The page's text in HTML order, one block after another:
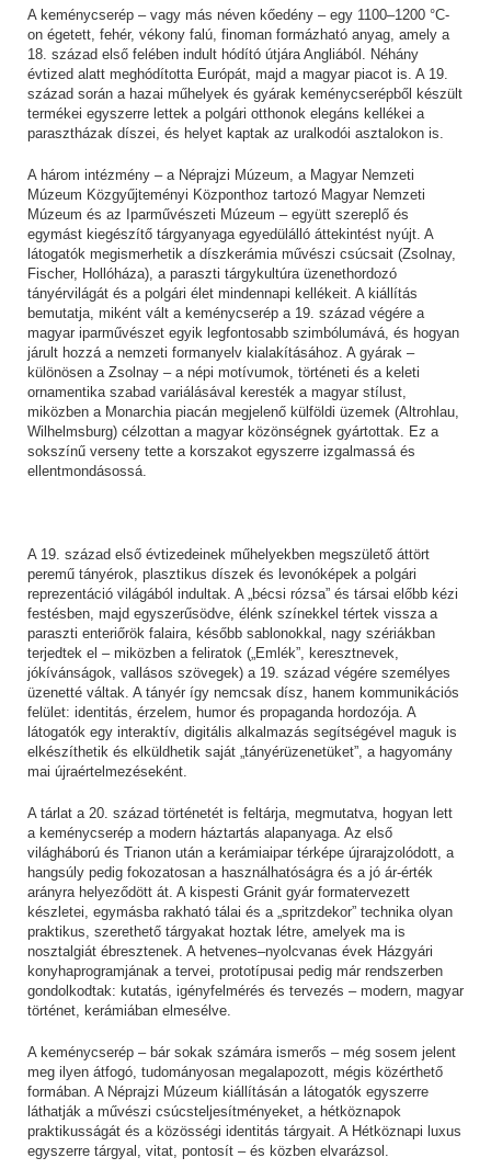
A keménycserép – vagy más néven kőedény – egy 1100–1200 °C-
on égetett, fehér, vékony falú, finoman formázható anyag, amely a
18. század első felében indult hódító útjára Angliából. Néhány
évtized alatt meghódította Európát, majd a magyar piacot is. A 19.
század során a hazai műhelyek és gyárak keménycserépből készült
termékei egyszerre lettek a polgári otthonok elegáns kellékei a
parasztházak díszei, és helyet kaptak az uralkodói asztalokon is.
A három intézmény – a Néprajzi Múzeum, a Magyar Nemzeti
Múzeum Közgyűjteményi Központhoz tartozó Magyar Nemzeti
Múzeum és az Iparművészeti Múzeum – együtt szereplő és
egymást kiegészítő tárgyanyaga egyedülálló áttekintést nyújt. A
látogatók megismerhetik a díszkerámia művészi csúcsait (Zsolnay,
Fischer, Hollóháza), a paraszti tárgykultúra üzenethordozó
tányérvilágát és a polgári élet mindennapi kellékeit. A kiállítás
bemutatja, miként vált a keménycserép a 19. század végére a
magyar iparművészet egyik legfontosabb szimbólumává, és hogyan
járult hozzá a nemzeti formanyelv kialakításához. A gyárak –
különösen a Zsolnay – a népi motívumok, történeti és a keleti
ornamentika szabad variálásával keresték a magyar stílust,
miközben a Monarchia piacán megjelenő külföldi üzemek (Altrohlau,
Wilhelmsburg) célzottan a magyar közönségnek gyártottak. Ez a
sokszínű verseny tette a korszakot egyszerre izgalmassá és
ellentmondásossá.
A 19. század első évtizedeinek műhelyekben megszülető áttört
peremű tányérok, plasztikus díszek és levonóképek a polgári
reprezentáció világából indultak. A „bécsi rózsa” és társai előbb kézi
festésben, majd egyszerűsödve, élénk színekkel tértek vissza a
paraszti enteriőrök falaira, később sablonokkal, nagy szériákban
terjedtek el – miközben a feliratok („Emlék”, keresztnevek,
jókívánságok, vallásos szövegek) a 19. század végére személyes
üzenetté váltak. A tányér így nemcsak dísz, hanem kommunikációs
felület: identitás, érzelem, humor és propaganda hordozója. A
látogatók egy interaktív, digitális alkalmazás segítségével maguk is
elkészíthetik és elküldhetik saját „tányérüzenetüket”, a hagyomány
mai újraértelmezéseként.
A tárlat a 20. század történetét is feltárja, megmutatva, hogyan lett
a keménycserép a modern háztartás alapanyaga. Az első
világháború és Trianon után a kerámiaipar térképe újrarajzolódott, a
hangsúly pedig fokozatosan a használhatóságra és a jó ár-érték
arányra helyeződött át. A kispesti Gránit gyár formatervezett
készletei, egymásba rakható tálai és a „spritzdekor” technika olyan
praktikus, szerethető tárgyakat hoztak létre, amelyek ma is
nosztalgiát ébresztenek. A hetvenes–nyolcvanas évek Házgyári
konyhaprogramjának a tervei, prototípusai pedig már rendszerben
gondolkodtak: kutatás, igényfelmérés és tervezés – modern, magyar
történet, kerámiában elmesélve.
A keménycserép – bár sokak számára ismerős – még sosem jelent
meg ilyen átfogó, tudományosan megalapozott, mégis közérthető
formában. A Néprajzi Múzeum kiállításán a látogatók egyszerre
láthatják a művészi csúcsteljesítményeket, a hétköznapok
praktikusságát és a közösségi identitás tárgyait. A Hétköznapi luxus
egyszerre tárgyal, vitat, pontosít – és közben elvarázsol.